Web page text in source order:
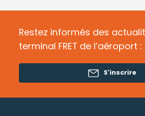
Restez informés des
terminal FRET de l’aéroport :
S'inscrire